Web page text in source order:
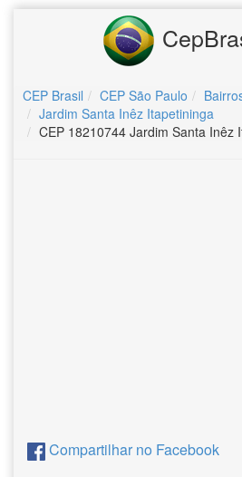
CEP Brasil CEP São Paulo
Jardim Santa Inêz Itapetininga
CEP 18210744 Jardim Santa Inêz
Compartilhar no Facebook